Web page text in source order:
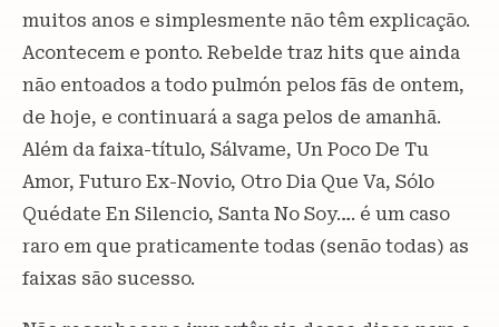
muitos anos e simplesmente não têm explicação.
Acontecem e ponto. Rebelde traz hits que ainda
não entoados a todo pulmón pelos fãs de ontem,
de hoje, e continuará a saga pelos de amanhã.
Além da faixa-título, Sálvame, Un Poco De Tu
Amor, Futuro Ex-Novio, Otro Dia Que Va, Sólo
Quédate En Silencio, Santa No Soy…. é um caso
raro em que praticamente todas (senão todas) as
faixas são sucesso.